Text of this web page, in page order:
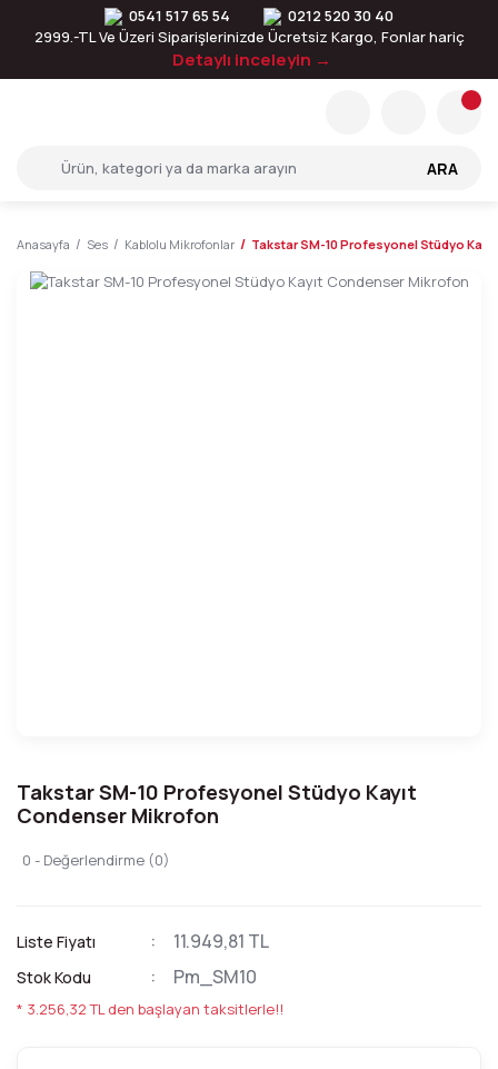
0541 517 65 54
0212 520 30 40
2999.-TL Ve Üzeri Siparişlerinizde Ücretsiz Kargo, Fonlar hariç
Detaylı inceleyin →
ARA
Anasayfa Ses Kablolu Mikrofonlar Takstar SM-10 Profesyonel Stüdyo
Takstar SM-10 Profesyonel Stüdyo Kayıt
Condenser Mikrofon
0 - Değerlendirme (0)
Liste Fiyatı 11.949,81 TL
Stok Kodu Pm_SM10
* 3.256,32 TL den başlayan taksitlerle!!